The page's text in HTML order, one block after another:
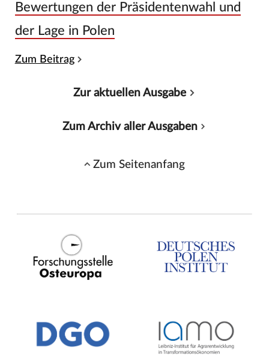
Bewertungen der Präsidentenwahl und
der Lage in Polen
Zum Beitrag
Zur aktuellen Ausgabe
Zum Archiv aller Ausgaben
Zum Seitenanfang